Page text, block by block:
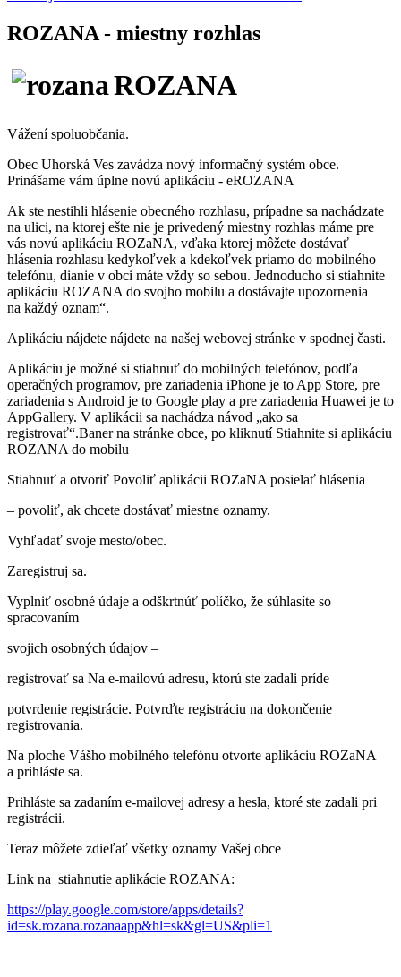
ROZANA - miestny rozhlas
ROZANA
Vážení spoluobčania.
Obec Uhorská Ves zavádza nový informačný systém obce.
Prinášame vám úplne novú aplikáciu - eROZANA
Ak ste nestihli hlásenie obecného rozhlasu, prípadne sa nachádzate
na ulici, na ktorej ešte nie je privedený miestny rozhlas máme pre
vás novú aplikáciu ROZaNA, vďaka ktorej môžete dostávať
hlásenia rozhlasu kedykoľvek a kdekoľvek priamo do mobilného
telefónu, dianie v obci máte vždy so sebou. Jednoducho si stiahnite
aplikáciu ROZANA do svojho mobilu a dostávajte upozornenia
na každý oznam“.
Aplikáciu nájdete nájdete na našej webovej stránke v spodnej časti.
Aplikáciu je možné si stiahnuť do mobilných telefónov, podľa
operačných programov, pre zariadenia iPhone je to App Store, pre
zariadenia s Android je to Google play a pre zariadenia Huawei je to
AppGallery. V aplikácii sa nachádza návod „ako sa
registrovať“.Baner na stránke obce, po kliknutí Stiahnite si aplikáciu
ROZANA do mobilu
Stiahnuť a otvoriť Povoliť aplikácii ROZaNA posielať hlásenia
– povoliť, ak chcete dostávať miestne oznamy.
Vyhľadať svoje mesto/obec.
Zaregistruj sa.
Vyplniť osobné údaje a odškrtnúť políčko, že súhlasíte so
spracovaním
svojich osobných údajov –
registrovať sa Na e-mailovú adresu, ktorú ste zadali príde
potvrdenie registrácie. Potvrďte registráciu na dokončenie
registrovania.
Na ploche Vášho mobilného telefónu otvorte aplikáciu ROZaNA
a prihláste sa.
Prihláste sa zadaním e-mailovej adresy a hesla, ktoré ste zadali pri
registrácii.
Teraz môžete zdieľať všetky oznamy Vašej obce
Link na stiahnutie aplikácie ROZANA:
https://play.google.com/store/apps/details?
id=sk.rozana.rozanaapp&hl=sk&gl=US&pli=1